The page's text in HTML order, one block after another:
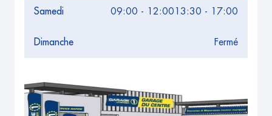
Samedi 09:00 - 12:00 13:30 - 17:00
Dimanche Fermé